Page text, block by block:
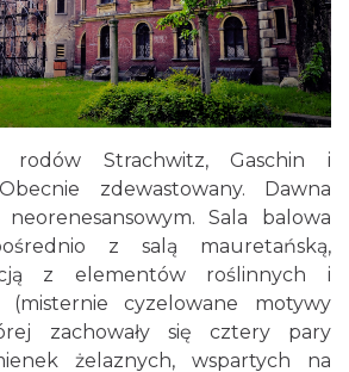
rodów Strachwitz, Gaschin i
zdewastowany. Dawna
Sala balowa
z salą mauretańską,
z elementów roślinnych i
(misternie cyzelowane motywy
zachowały się cztery pary
żelaznych, wspartych na